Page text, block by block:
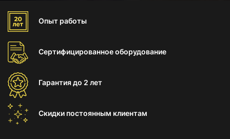
Опыт работы
Сертифицированноеоборудование
Гарантиядо 2 лет
Скидки постоянным клиентам